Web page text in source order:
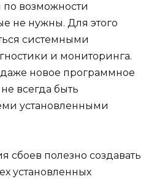
по возможности
не нужны. Для этого
системными
и мониторинга.
новое программное
всегда быть
установленными
сбоев полезно создавать
установленных